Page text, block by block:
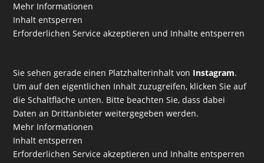
Mehr Informationen
Inhalt entsperren
Erforderlichen Service akzeptieren und Inhalte entsperren
Sie sehen gerade einen Platzhalterinhalt von Instagram.
Um auf den eigentlichen Inhalt zuzugreifen, klicken Sie auf
die Schaltfläche unten. Bitte beachten Sie, dass dabei
Daten an Drittanbieter weitergegeben werden.
Mehr Informationen
Inhalt entsperren
Erforderlichen Service akzeptieren und Inhalte entsperren